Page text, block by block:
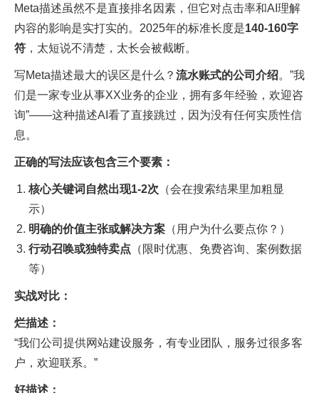
Meta描述虽然不是直接排名因素，但它对点击率和AI理解
内容的影响是实打实的。2025年的标准长度是140-160字
符 ，太短说不清楚，太长会被截断。​
写Meta描述最大的误区是什么？ 流水账式的公司介绍。”我
们是一家专业从事XX业务的企业，拥有多年经验，欢迎咨
询”——这种描述AI看了直接跳过，因为没有任何实质性信
息。​
正确的写法应该包含三个要素：
核心关键词自然出现1-2次 （会在搜索结果里加粗显
示）
明确的价值主张或解决方案 （用户为什么要点你？）
行动召唤或独特卖点 （限时优惠、免费咨询、案例数据
等）
实战对比：
烂描述：
“我们公司提供网站建设服务，有专业团队，服务过很多客
户，欢迎联系。”
好描述：